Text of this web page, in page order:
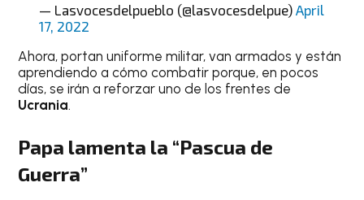
— Lasvocesdelpueblo (@lasvocesdelpue) April
17, 2022
Ahora, portan uniforme militar, van armados y están
aprendiendo a cómo combatir porque, en pocos
días, se irán a reforzar uno de los frentes de
Ucrania.
Papa lamenta la “Pascua de
Guerra”